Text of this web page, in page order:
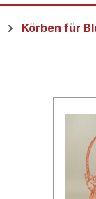
Körben für